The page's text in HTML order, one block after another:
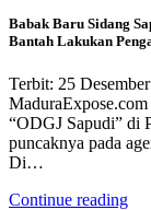
Babak Baru Sidang
Bantah Lakukan
Terbit: 25
MaduraExpose.com
“ODGJ Sapudi” di
puncaknya pada
Di…
Continue reading